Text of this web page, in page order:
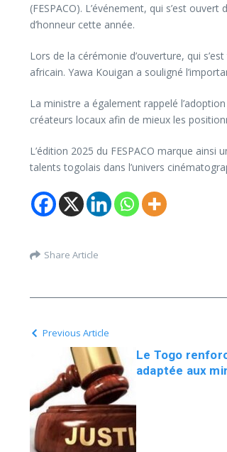
(FESPACO). L’événement, qui s’est
d’honneur cette année.
Lors de la cérémonie d’ouverture, qui
africain. Yawa Kouigan a souligné
La ministre a également rappelé
créateurs locaux afin de mieux les
L’édition 2025 du FESPACO marque
talents togolais dans l’univers
Share Article
Previous Article
Le Togo
adaptée aux